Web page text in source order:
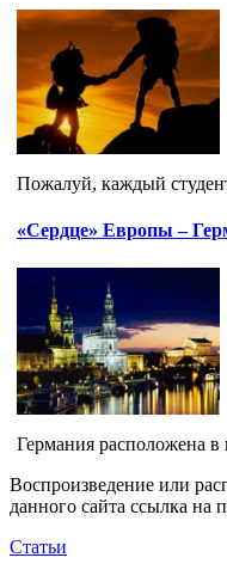
Пожалуй, каждый
«Сердце» Европы –
Германия расположена
Воспроизведение или
данного сайта ссылка на
Статьи